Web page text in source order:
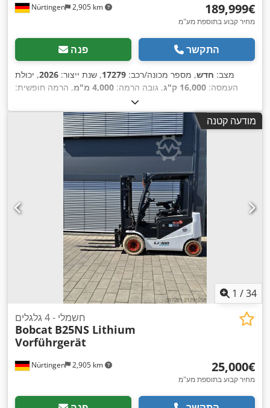
Nürtingen 2,905 km ‏189,999 ‏€
מחיר קבוע בתוספת מע"מ
פנה התקשר
מצב: חדש, מספר מכונה/רכב: 17279, שנת ייצור: 2026, יכולת
העמסה: 16,000 ק"ג , גובה הרמה: 4,000 מ"מ
, הרמה חופשית:
, מרכז העומס:600 מ"מ
טריפלקס, גובה בנייה:3,030 מ"מ , אורך המזלג:2,400 מ"מ
, גודל
הצמיג הקדמי: 12.00-20 100% , גודל צמיג אחורי:12.00-20 100%
משקל כולל:19,300 ק"ג , ציוד: ,
מודעה קטנה
1 /34
Nürtingen 2,905 km
חשמלי - 4 גלגלים
Bobcat B25NS Lithium
Vorführgerät
‏25,000 ‏€
מחיר קבוע בתוספת מע"מ